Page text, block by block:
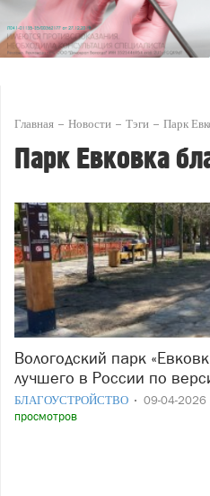
Главная Новости Тэги Парк
Парк Евковка
Вологодский парк «Евковка» поборется за звание
лучшего в России по
БЛАГОУСТРОЙСТВО 09-04-2026
просмотров